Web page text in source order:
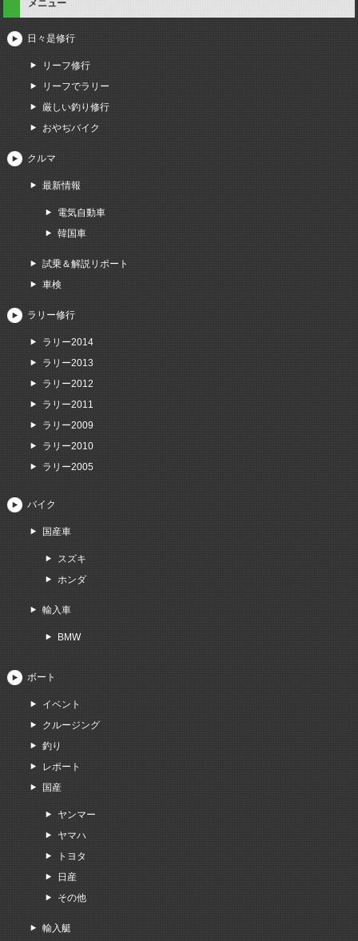
メニュー
日々是修行
リーフ修行
リーフでラリー
厳しい釣り修行
おやぢバイク
クルマ
最新情報
電気自動車
韓国車
試乗＆解説リポート
車検
ラリー修行
ラリー2014
ラリー2013
ラリー2012
ラリー2011
ラリー2009
ラリー2010
ラリー2005
バイク
国産車
スズキ
ホンダ
輸入車
BMW
ボート
イベント
クルージング
釣り
レポート
国産
ヤンマー
ヤマハ
トヨタ
日産
その他
輸入艇